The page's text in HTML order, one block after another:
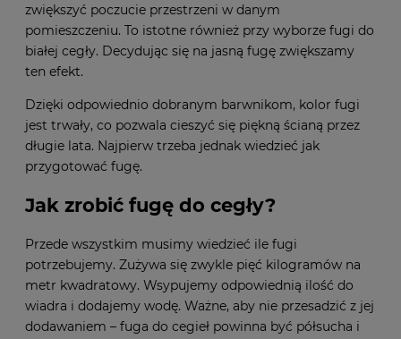
zwiększyć poczucie przestrzeni w danym
pomieszczeniu. To istotne również przy wyborze fugi do
białej cegły. Decydując się na jasną fugę zwiększamy
ten efekt.
Dzięki odpowiednio dobranym barwnikom, kolor fugi
jest trwały, co pozwala cieszyć się piękną ścianą przez
długie lata. Najpierw trzeba jednak wiedzieć jak
przygotować fugę.
Jak zrobić fugę do cegły?
Przede wszystkim musimy wiedzieć ile fugi
potrzebujemy. Zużywa się zwykle pięć kilogramów na
metr kwadratowy. Wsypujemy odpowiednią ilość do
wiadra i dodajemy wodę. Ważne, aby nie przesadzić z jej
dodawaniem – fuga do cegieł powinna być półsucha i